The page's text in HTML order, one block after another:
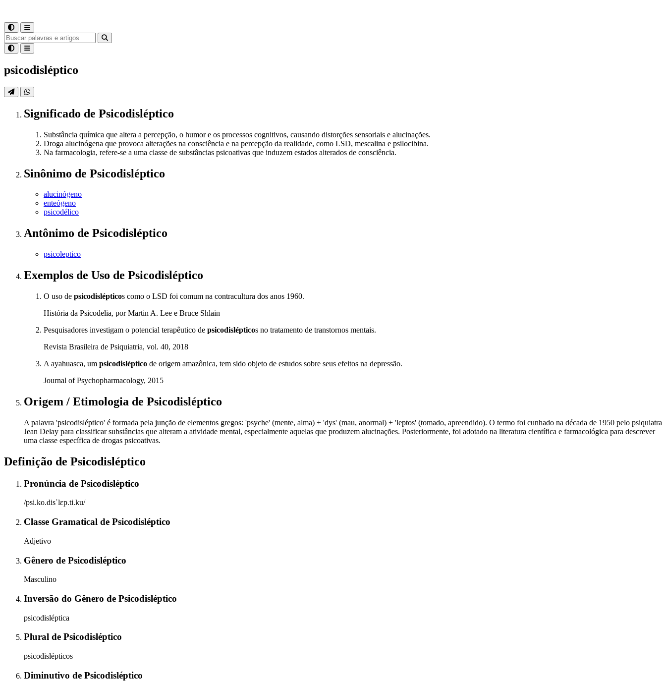
psicodisléptico
Significado de Psicodisléptico
Substância química que altera a percepção, o humor e os processos cognitivos, causando distorções sensoriais e alucinações.
Droga alucinógena que provoca alterações na consciência e na percepção da realidade, como LSD, mescalina e psilocibina.
Na farmacologia, refere-se a uma classe de substâncias psicoativas que induzem estados alterados de consciência.
Sinônimo de Psicodisléptico
alucinógeno
enteógeno
psicodélico
Antônimo de Psicodisléptico
psicoleptico
Exemplos de Uso de Psicodisléptico
O uso de psicodislépticos como o LSD foi comum na contracultura dos anos 1960.
História da Psicodelia, por Martin A. Lee e Bruce Shlain
Pesquisadores investigam o potencial terapêutico de psicodislépticos no tratamento de transtornos mentais.
Revista Brasileira de Psiquiatria, vol. 40, 2018
A ayahuasca, um psicodisléptico de origem amazônica, tem sido objeto de estudos sobre seus efeitos na depressão.
Journal of Psychopharmacology, 2015
Origem / Etimologia de Psicodisléptico
A palavra 'psicodisléptico' é formada pela junção de elementos gregos: 'psyche' (mente, alma) + 'dys' (mau, anormal) + 'leptos' (tomado, apreendido). O termo foi cunhado na década de 1950 pelo psiquiatra
Jean Delay para classificar substâncias que alteram a atividade mental, especialmente aquelas que produzem alucinações. Posteriormente, foi adotado na literatura científica e farmacológica para descrever
uma classe específica de drogas psicoativas.
Definição de Psicodisléptico
Pronúncia de Psicodisléptico
/psi.ko.disˈlɛp.ti.ku/
Classe Gramatical de Psicodisléptico
Adjetivo
Gênero de Psicodisléptico
Masculino
Inversão do Gênero de Psicodisléptico
psicodisléptica
Plural de Psicodisléptico
psicodislépticos
Diminutivo de Psicodisléptico